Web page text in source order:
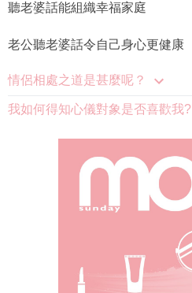
聽老婆話能組織幸福家庭
老公聽老婆話令自己身心更健康
情侶相處之道是甚麼呢？
我如何得知心儀對象是否喜歡我?